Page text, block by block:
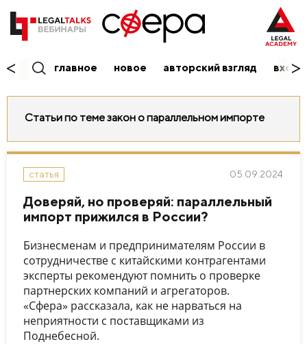
главное новое авторский взгляд вход/
Статьи по теме закон о параллельном импорте
статья 05.09.2024
Доверяй, но проверяй: параллельный
импорт прижился в России?
Бизнесменам и предпринимателям России в
сотрудничестве с китайскими контрагентами
эксперты рекомендуют помнить о проверке
партнерских компаний и агрегаторов.
«Сфера» рассказала, как не нарваться на
неприятности с поставщиками из
Поднебесной.